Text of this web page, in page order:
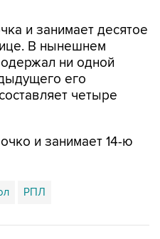
и занимает десятое
В нынешнем
ни одной
его
четыре
и занимает 14-ю
РПЛ